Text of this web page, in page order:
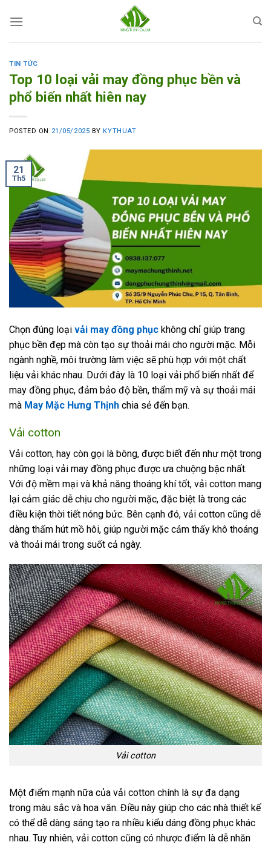
TIN TỨC
Top 10 loại vải may đồng phục bền và
phổ biến nhất hiên nay
POSTED ON 21/05/2025 BYKYTHUAT
21
Th5
Chọn đúng loại vải may đồng phục không chỉ giúp trang
phục bền đẹp mà còn tạo sự thoải mái cho người mặc. Mỗi
ngành nghề, môi trường làm việc sẽ phù hợp với một chất
liệu vải khác nhau. Dưới đây là 10 loại vải phổ biến nhất để
may đồng phục, đảm bảo độ bền, thẩm mỹ và sự thoải mái
mà May Mặc Hưng Thịnh chia sẻ đến bạn.
Vải cotton
Vải cotton, hay còn gọi là bông, được biết đến như một trong
những loại vải may đồng phục được ưa chuộng bậc nhất.
Với độ mềm mại và khả năng thoáng khí tốt, vải cotton mang
lại cảm giác dễ chịu cho người mặc, đặc biệt là trong các
điều kiện thời tiết nóng bức. Bên cạnh đó, vải cotton cũng dễ
dàng thấm hút mồ hôi, giúp người mặc cảm thấy khô thoáng
và thoải mái trong suốt cả ngày.
Vải cotton
Một điểm mạnh nữa của vải cotton chính là sự đa dạng
trong màu sắc và hoa văn. Điều này giúp cho các nhà thiết kế
có thể dễ dàng sáng tạo ra nhiều kiểu dáng đồng phục khác
nhau. Tuy nhiên, vải cotton cũng có nhược điểm là dễ nhăn